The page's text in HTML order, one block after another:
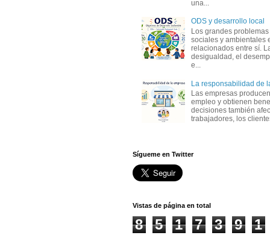
una...
ODS y desarrollo local
Los grandes
sociales y ambientales
relacionados entre sí.
desigualdad, el
e...
La responsabilidad de
Las empresas
empleo y obtienen
decisiones también
trabajadores, los
Sígueme en Twitter
Vistas de página en total
8 5 1 7 3 9 1